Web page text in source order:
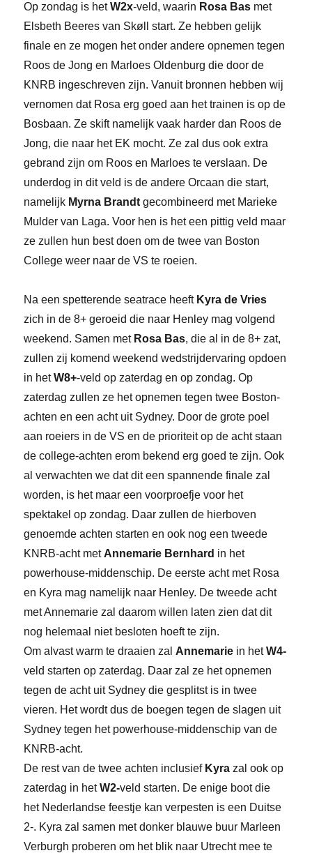
Op zondag is hetW2x-veld, waarin Rosa Bas met
Elsbeth Beeres van Skøll start. Ze hebben gelijk
finale en ze mogen het onder andere opnemen tegen
Roos de Jong en Marloes Oldenburg die door de
KNRB ingeschreven zijn. Vanuit bronnen hebben wij
vernomen dat Rosa erg goed aan het trainen is op de
Bosbaan. Ze skift namelijk vaak harder dan Roos de
Jong, die naar het EK mocht. Ze zal dus ook extra
gebrand zijn om Roos en Marloes te verslaan. De
underdog in dit veld is de andere Orcaan die start,
namelijk Myrna Brandt gecombineerd met Marieke
Mulder van Laga. Voor hen is het een pittig veld maar
ze zullen hun best doen om de twee van Boston
College weer naar de VS te roeien.
Na een spetterende seatrace heeft Kyra de Vries
zich in de 8+ geroeid die naar Henley mag volgend
weekend. Samen met Rosa Bas, die al in de 8+ zat,
zullen zij komend weekend wedstrijdervaring opdoen
in hetW8+-veld op zaterdag en op zondag. Op
zaterdag zullen ze het opnemen tegen twee Boston-
achten en een acht uit Sydney. Door de grote poel
aan roeiers in de VS en de prioriteit op de acht staan
de college-achten erom bekend erg goed te zijn. Ook
al verwachten we dat dit een spannende finale zal
worden, is het maar een voorproefje voor het
spektakel op zondag. Daar zullen de hierboven
genoemde achten starten en ook nog een tweede
KNRB-acht met Annemarie Bernhard in het
powerhouse-middenschip. De eerste acht met Rosa
en Kyra mag namelijk naar Henley. De tweede acht
met Annemarie zal daarom willen laten zien dat dit
nog helemaal niet besloten hoeft te zijn.
Om alvast warm te draaien zal Annemarie in hetW4-
veld starten op zaterdag. Daar zal ze het opnemen
tegen de acht uit Sydney die gesplitst is in twee
vieren. Het wordt dus de boegen tegen de slagen uit
Sydney tegen het powerhouse-middenschip van de
KNRB-acht.
De rest van de twee achten inclusief Kyra zal ook op
zaterdag in hetW2-veld starten. De enige boot die
het Nederlandse feestje kan verpesten is een Duitse
2-. Kyra zal samen met donker blauwe buur Marleen
Verburgh proberen om het blik naar Utrecht mee te